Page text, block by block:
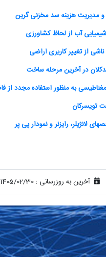
آب از لحاظ کشاورزی
آخرین به روزرسانی : 1405/02/30